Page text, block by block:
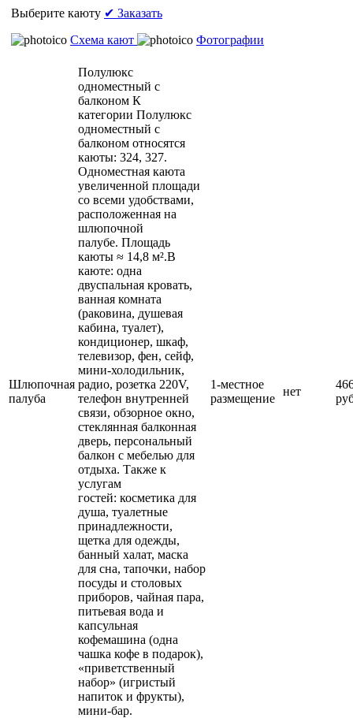
Выберите каюту ✔ Заказать
Схема кают
Фотографии
Шлюпочная
палуба
Полулюкс
одноместный с
балконом К
категории Полулюкс
одноместный с
балконом относятся
каюты: 324, 327.
Одноместная каюта
увеличенной площади
со всеми удобствами,
расположенная на
шлюпочной
палубе. Площадь
каюты ≈ 14,8 м².В
каюте: одна
двуспальная кровать,
ванная комната
(раковина, душевая
кабина, туалет),
кондиционер, шкаф,
телевизор, фен, сейф,
мини-холодильник,
радио, розетка 220V,
телефон внутренней
связи, обзорное окно,
стеклянная балконная
дверь, персональный
балкон с мебелью для
отдыха. Также к
услугам
гостей: косметика для
душа, туалетные
принадлежности,
щетка для одежды,
банный халат, маска
для сна, тапочки, набор
посуды и столовых
приборов, чайная пара,
питьевая вода и
капсульная
кофемашина (одна
чашка кофе в подарок),
«приветственный
набор» (игристый
напиток и фрукты),
мини-бар.
1-местное
размещение
нет